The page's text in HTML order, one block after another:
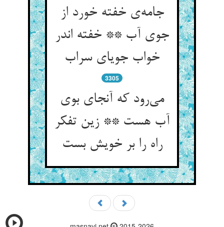
جامه‌ی خفته خورد از
جوی آب ** خفته اندر
خواب جویای سراب
3305
می‌رود که آنجای بوی
آب هست ** زین تفکر
راه را بر خویش بست